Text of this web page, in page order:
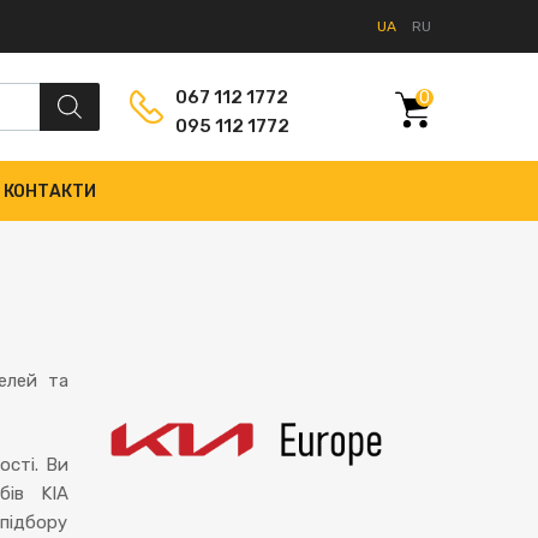
UA RU
067 112 1772
095 112 1772
0
КОНТАКТИ
та
Ви
KIA